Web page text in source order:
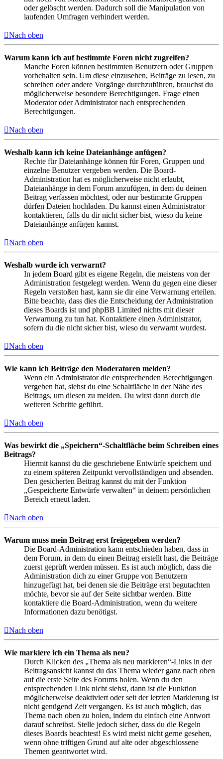
oder gelöscht werden. Dadurch soll die Manipulation von
laufenden Umfragen verhindert werden.
Nach oben
Warum kann ich auf bestimmte Foren nicht zugreifen?
Manche Foren können bestimmten Benutzern oder Gruppen
vorbehalten sein. Um diese einzusehen, Beiträge zu lesen, zu
schreiben oder andere Vorgänge durchzuführen, brauchst du
möglicherweise besondere Berechtigungen. Frage einen
Moderator oder Administrator nach entsprechenden
Berechtigungen.
Nach oben
Weshalb kann ich keine Dateianhänge anfügen?
Rechte für Dateianhänge können für Foren, Gruppen und
einzelne Benutzer vergeben werden. Die Board-
Administration hat es möglicherweise nicht erlaubt,
Dateianhänge in dem Forum anzufügen, in dem du deinen
Beitrag verfassen möchtest, oder nur bestimmte Gruppen
dürfen Dateien hochladen. Du kannst einen Administrator
kontaktieren, falls du dir nicht sicher bist, wieso du keine
Dateianhänge anfügen kannst.
Nach oben
Weshalb wurde ich verwarnt?
In jedem Board gibt es eigene Regeln, die meistens von der
Administration festgelegt werden. Wenn du gegen eine dieser
Regeln verstoßen hast, kann sie dir eine Verwarnung erteilen.
Bitte beachte, dass dies die Entscheidung der Administration
dieses Boards ist und phpBB Limited nichts mit dieser
Verwarnung zu tun hat. Kontaktiere einen Administrator,
sofern du die nicht sicher bist, wieso du verwarnt wurdest.
Nach oben
Wie kann ich Beiträge den Moderatoren melden?
Wenn ein Administrator die entsprechenden Berechtigungen
vergeben hat, siehst du eine Schaltfläche in der Nähe des
Beitrags, um diesen zu melden. Du wirst dann durch die
weiteren Schritte geführt.
Nach oben
Was bewirkt die „Speichern“-Schaltfläche beim Schreiben eines
Beitrags?
Hiermit kannst du die geschriebene Entwürfe speichern und
zu einem späteren Zeitpunkt vervollständigen und absenden.
Den gesicherten Beitrag kannst du mit der Funktion
„Gespeicherte Entwürfe verwalten“ in deinem persönlichen
Bereich erneut laden.
Nach oben
Warum muss mein Beitrag erst freigegeben werden?
Die Board-Administration kann entschieden haben, dass in
dem Forum, in dem du einen Beitrag erstellt hast, die Beiträge
zuerst geprüft werden müssen. Es ist auch möglich, dass die
Administration dich zu einer Gruppe von Benutzern
hinzugefügt hat, bei denen sie die Beiträge erst begutachten
möchte, bevor sie auf der Seite sichtbar werden. Bitte
kontaktiere die Board-Administration, wenn du weitere
Informationen dazu benötigst.
Nach oben
Wie markiere ich ein Thema als neu?
Durch Klicken des „Thema als neu markieren“-Links in der
Beitragsansicht kannst du das Thema wieder ganz nach oben
auf die erste Seite des Forums holen. Wenn du den
entsprechenden Link nicht siehst, dann ist die Funktion
möglicherweise deaktiviert oder seit der letzten Markierung ist
nicht genügend Zeit vergangen. Es ist auch möglich, das
Thema nach oben zu holen, indem du einfach eine Antwort
darauf schreibst. Stelle jedoch sicher, dass du die Regeln
dieses Boards beachtest! Es wird meist nicht gerne gesehen,
wenn ohne triftigen Grund auf alte oder abgeschlossene
Themen geantwortet wird.